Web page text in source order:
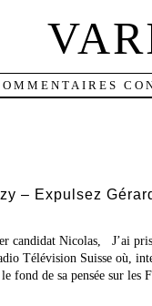
– Expulsez
candidat Nicolas, J’ai
Télévision Suisse où,
de sa pensée sur les